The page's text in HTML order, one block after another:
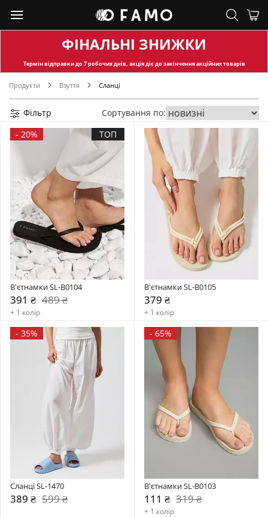
ФІНАЛЬНІ ЗНИЖКИ
Термін відправкидо 7 робочих днів, акція діє до закінчення акційних товарів
Продукти Взуття Сланці
Фільтр
Сортування по:
- 20% ТОП
В'єтнамки SL-B0104
391 ₴ 489 ₴
+ 1 колір
В'єтнамки SL-B0105
379 ₴
+ 1 колір
- 35%
Сланці SL-1470
389 ₴ 599 ₴
- 65%
В'єтнамки SL-B0103
111 ₴ 319 ₴
+ 1 колір